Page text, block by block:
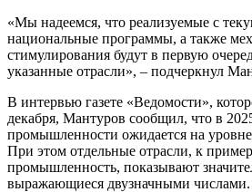
«Мы надеемся, что реализуемые с
национальные программы, а также
стимулирования будут в первую
указанные отрасли», – подчеркнул
В интервью газете «Ведомости»,
декабря, Мантуров сообщил, что в
промышленности ожидается на
При этом отдельные отрасли, к
промышленность, показывают
выражающиеся двузначными числами.